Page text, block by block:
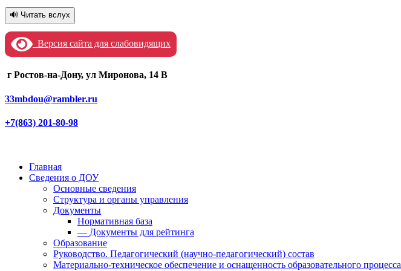
🔊 Читать вслух
Версия сайта для слабовидящих
г Ростов-на-Дону, ул Миронова, 14 В
33mbdou@rambler.ru
+7(863) 201-80-98
Главная
Сведения о ДОУ
Основные сведения
Структура и органы управления
Документы
Нормативная база
— Документы для рейтинга
Образование
Руководство. Педагогический (научно-педагогический) состав
Материально-техническое обеспечение и оснащенность образовательного процесса